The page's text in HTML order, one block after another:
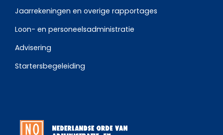
Jaarrekeningen en overige rapportages
Loon- en personeelsadministratie
Advisering
Startersbegeleiding